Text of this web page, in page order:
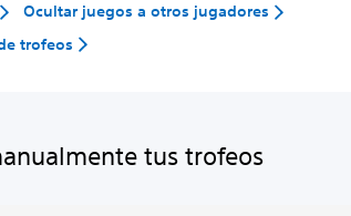
Ocultar juegos a otros jugadores
trofeos
tus trofeos